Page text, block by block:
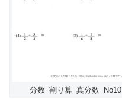
分数_割り算_真分数_No10